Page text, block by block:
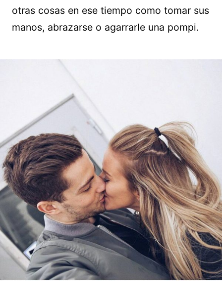
otras cosas en ese tiempo como tomar sus
manos, abrazarse o agarrarle una pompi.